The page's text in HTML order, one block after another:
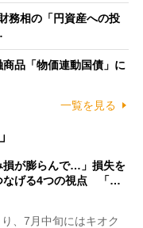
務相の「円資産への投
品「物価連動国債」に
一覧を見る
損が膨らんで…」損失を
なげる4つの視点 「…
、7月中旬にはキオク